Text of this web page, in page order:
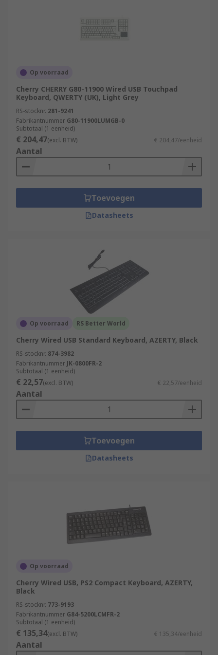
Op voorraad
Cherry CHERRY G80-11900 Wired USB Touchpad
Keyboard, QWERTY (UK), Light Grey
RS-stocknr. 281-9241
Fabrikantnummer G80-11900LUMGB-0
Subtotaal (1 eenheid)
€ 204,47(excl. BTW) € 204,47/eenheid
Aantal
Toevoegen
Datasheets
Op voorraad RS Better World
Cherry Wired USB Standard Keyboard, AZERTY, Black
RS-stocknr. 874-3982
Fabrikantnummer JK-0800FR-2
Subtotaal (1 eenheid)
€ 22,57(excl. BTW) € 22,57/eenheid
Aantal
Toevoegen
Datasheets
Op voorraad
Cherry Wired USB, PS2 Compact Keyboard, AZERTY,
Black
RS-stocknr. 773-9193
Fabrikantnummer G84-5200LCMFR-2
Subtotaal (1 eenheid)
€ 135,34(excl. BTW) € 135,34/eenheid
Aantal